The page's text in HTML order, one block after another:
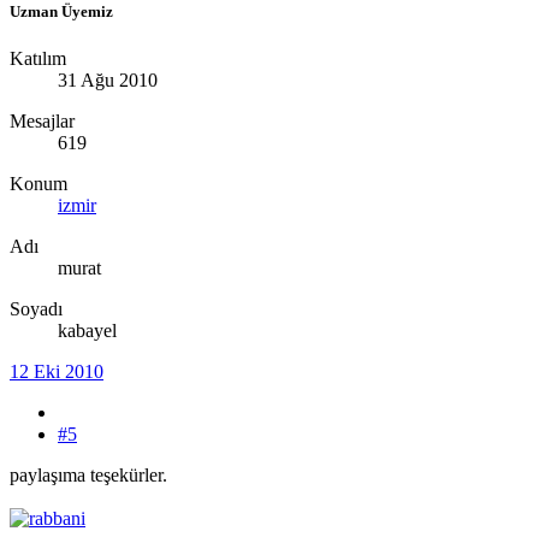
Uzman Üyemiz
Katılım
31 Ağu 2010
Mesajlar
619
Konum
izmir
Adı
murat
Soyadı
kabayel
12 Eki 2010
#5
paylaşıma teşekürler.